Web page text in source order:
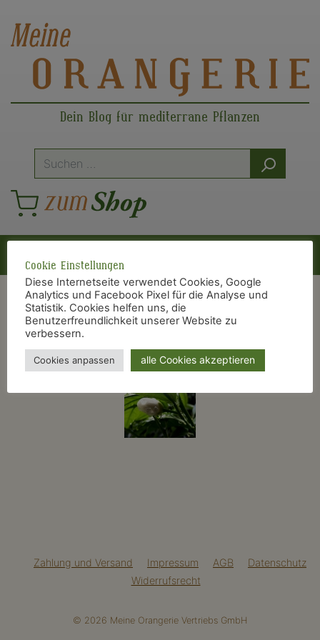
Dein Blog für mediterrane Pflanzen
Suche
nach:
Hauptnavigation
Zahlung und Versand Impressum AGB
Datenschutz
Widerrufsrecht
© 2026 Meine Orangerie Vertriebs GmbH
Cookie Einstellungen
Diese Internetseite verwendet Cookies, Google
Analytics und Facebook Pixel für die Analyse und
Statistik. Cookies helfen uns, die
Benutzerfreundlichkeit unserer Website zu
verbessern.
Cookies anpassen alle Cookies akzeptieren